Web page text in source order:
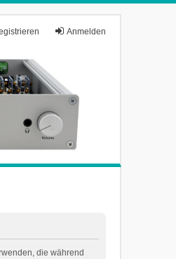
Anmelden
die während